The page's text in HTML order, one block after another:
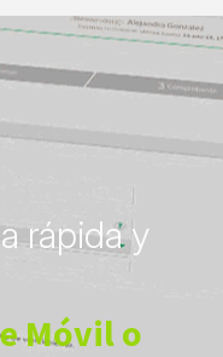
rápida y
Móvil o